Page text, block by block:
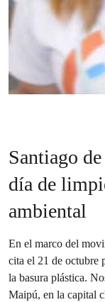
Santiago
día de
ambiental
En el marco del
cita el 21 de octubre
la basura plástica.
Maipú, en la capital